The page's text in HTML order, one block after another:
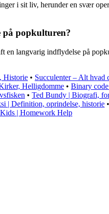
i sit liv, herunder en svær
på popkulturen?
en langvarig indflydelse på
Historie • Succulenter – Alt hvad
Helligdomme • Binary
• Ted Bundy | Biografi,
| Definition, oprindelse, historie •
| Homework Help